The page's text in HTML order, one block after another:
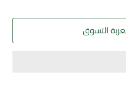
التسوق